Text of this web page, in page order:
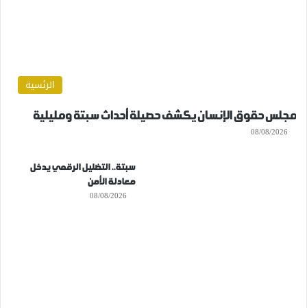
الرئسية
مجلس حقوق الإنسان يكشف حصيلة أحداث سبتة ومليلية
08/08/2026
سبتة.. التضليل الرقمي يدخل
معادلة الأمن
08/08/2026